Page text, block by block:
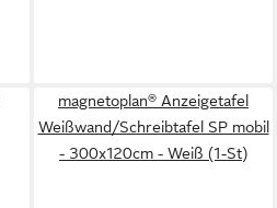
magnetoplan® Anzeigetafel
Weißwand/Schreibtafel SP mobil
- 300x120cm - Weiß (1-St)